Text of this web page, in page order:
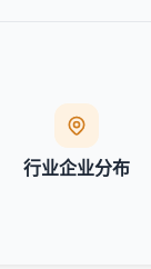
行业企业分布